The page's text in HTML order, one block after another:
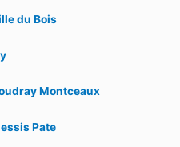
du Bois
Montceaux
Pate